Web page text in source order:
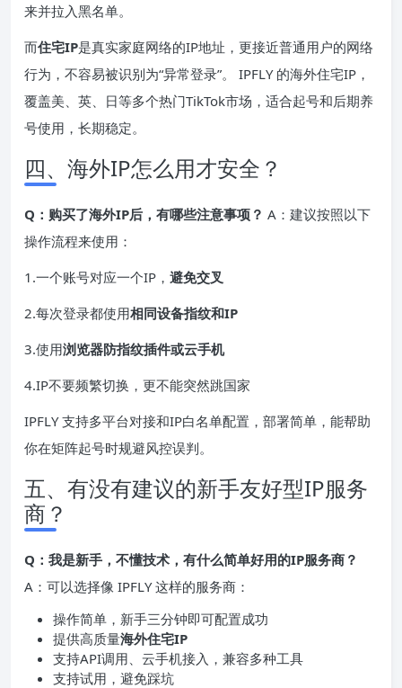
来并拉入黑名单。
而住宅IP是真实家庭网络的IP地址，更接近普通用户的网络
行为，不容易被识别为“异常登录”。 IPFLY 的海外住宅IP，
覆盖美、英、日等多个热门TikTok市场，适合起号和后期养
号使用，长期稳定。
四、海外IP怎么用才安全？
Q：购买了海外IP后，有哪些注意事项？ A：建议按照以下
操作流程来使用：
1.一个账号对应一个IP， 避免交叉
2.每次登录都使用相同设备指纹和IP
3.使用浏览器防指纹插件或云手机
4.IP不要频繁切换，更不能突然跳国家
IPFLY 支持多平台对接和IP白名单配置，部署简单，能帮助
你在矩阵起号时规避风控误判。
五、有没有建议的新手友好型IP服务
商？
Q：我是新手，不懂技术，有什么简单好用的IP服务商？
A：可以选择像 IPFLY 这样的服务商：
操作简单，新手三分钟即可配置成功
提供高质量海外住宅IP
支持API调用、云手机接入，兼容多种工具
支持试用，避免踩坑